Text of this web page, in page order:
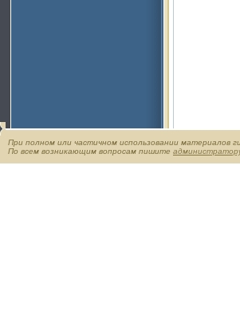
При полном или частичном использовании материалов
По всем возникающим вопросам пишите